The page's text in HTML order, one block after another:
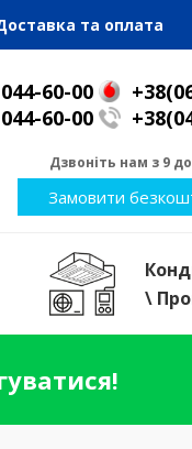
та оплата
60-00
60-00
Дзвоніть нам з 9
Замовити
\